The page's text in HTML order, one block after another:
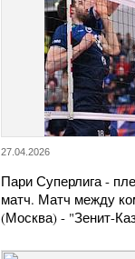
27.04.2026
Пари Суперлига -
матч. Матч между
(Москва) - "Зенит-